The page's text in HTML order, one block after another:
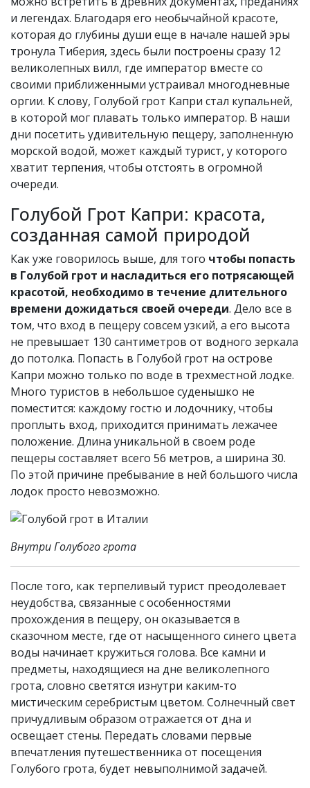
и легендах. Благодаря его необычайной красоте,
которая до глубины души еще в начале нашей эры
тронула Тиберия, здесь были построены сразу 12
великолепных вилл, где император вместе со
своими приближенными устраивал многодневные
оргии. К слову, Голубой грот Капри стал купальней,
в которой мог плавать только император. В наши
дни посетить удивительную пещеру, заполненную
морской водой, может каждый турист, у которого
хватит терпения, чтобы отстоять в огромной
очереди.
Голубой Грот Капри: красота,
созданная самой природой
Как уже говорилось выше, для того чтобы попасть
в Голубой грот и насладиться его потрясающей
красотой, необходимо в течение длительного
времени дожидаться своей очереди. Дело все в
том, что вход в пещеру совсем узкий, а его высота
не превышает 130 сантиметров от водного зеркала
до потолка. Попасть в Голубой грот на острове
Капри можно только по воде в трехместной лодке.
Много туристов в небольшое суденышко не
поместится: каждому гостю и лодочнику, чтобы
проплыть вход, приходится принимать лежачее
положение. Длина уникальной в своем роде
пещеры составляет всего 56 метров, а ширина 30.
По этой причине пребывание в ней большого числа
лодок просто невозможно.
Внутри Голубого грота
После того, как терпеливый турист преодолевает
неудобства, связанные с особенностями
прохождения в пещеру, он оказывается в
сказочном месте, где от насыщенного синего цвета
воды начинает кружиться голова. Все камни и
предметы, находящиеся на дне великолепного
грота, словно светятся изнутри каким-то
мистическим серебристым цветом. Солнечный свет
причудливым образом отражается от дна и
освещает стены. Передать словами первые
впечатления путешественника от посещения
Голубого грота, будет невыполнимой задачей.